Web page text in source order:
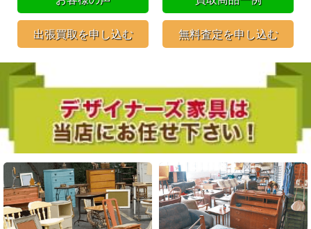
出張買取を申し込む 無料査定を申し込む